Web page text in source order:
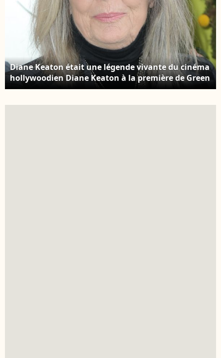
Diane Keaton était une légende vivante du cinéma
hollywoodien Diane Keaton à la première de Green
Eggs And Ham au Hollywood American Legion Post